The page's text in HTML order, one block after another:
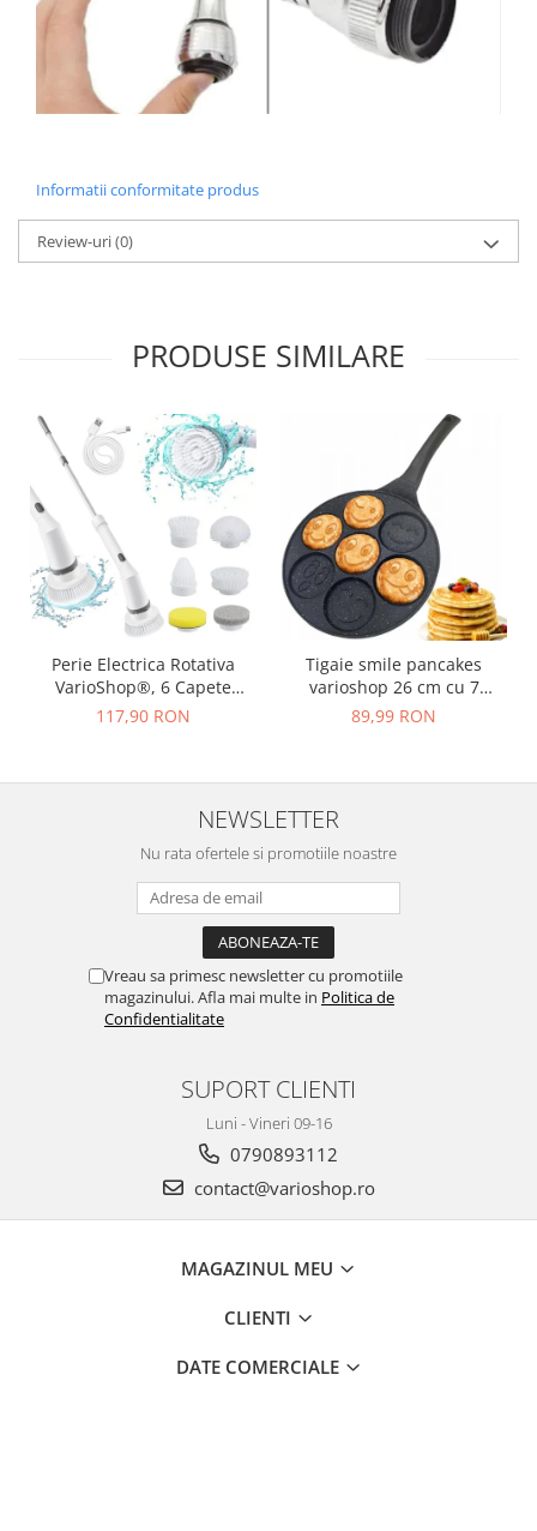
Informatii conformitate produs
Review-uri(0)
PRODUSE SIMILARE
Perie Electrica Rotativa
VarioShop®, 6 Capete
Inlocuibile, pentru Zone
Reincarcabila, Rezistenta la
117,90 RON
Tigaie smile pancakes
varioshop 26 cm cu 7
forme, strat ceramic
vitroceramic, negru
89,99 RON
NEWSLETTER
Nu rata ofertele si promotiile noastre
Vreau sa primesc newsletter cu promotiile
magazinului. Afla mai multe in Politica de
Confidentialitate
SUPORT CLIENTI
Luni - Vineri 09-16
0790893112
contact@varioshop.ro
MAGAZINUL MEU
CLIENTI
DATE COMERCIALE